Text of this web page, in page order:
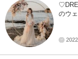
のウ